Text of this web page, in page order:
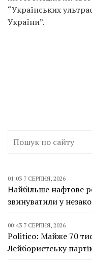
“Українських
України”.
01:03 7 СЕРПНЯ, 2026
Найбільше нафтове
звинуватили у
00:43 7 СЕРПНЯ, 2026
Politico: Майже 70
Лейбористську